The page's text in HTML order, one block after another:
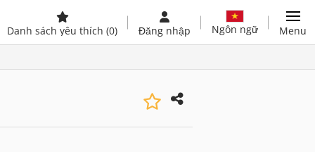
Danh sách yêu thích (0) Đăng nhập Ngôn ngữ Menu